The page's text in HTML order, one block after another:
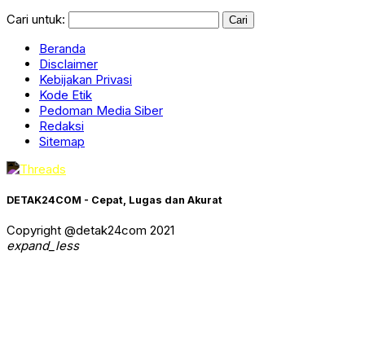
Cari untuk:
Beranda
Disclaimer
Kebijakan Privasi
Kode Etik
Pedoman Media Siber
Redaksi
Sitemap
DETAK24COM - Cepat, Lugas dan Akurat
Copyright @detak24com 2021
expand_less